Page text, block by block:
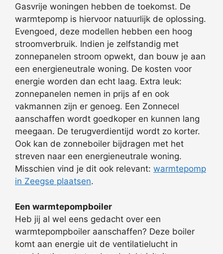
Gasvrije woningen hebben de toekomst. De
warmtepomp is hiervoor natuurlijk de oplossing.
Evengoed, deze modellen hebben een hoog
stroomverbruik. Indien je zelfstandig met
zonnepanelen stroom opwekt, dan bouw je aan
een energieneutrale woning. De kosten voor
energie worden dan echt laag. Extra leuk:
zonnepanelen nemen in prijs af en ook
vakmannen zijn er genoeg. Een Zonnecel
aanschaffen wordt goedkoper en kunnen lang
meegaan. De terugverdientijd wordt zo korter.
Ook kan de zonneboiler bijdragen met het
streven naar een energieneutrale woning.
Misschien vind je dit ook relevant: warmtepomp
in Zeegse plaatsen.
Een warmtepompboiler
Heb jij al wel eens gedacht over een
warmtepompboiler aanschaffen? Deze boiler
komt aan energie uit de ventilatielucht in